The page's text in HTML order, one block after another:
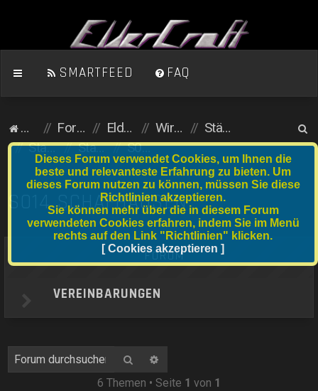
SMARTFEED FAQ
Homepage
Foren-Übersicht ElderCraft (Minecraft) Wirtschaftsserver
Städte und Anfängergrundstücke
Stadtserver
Stadtnummer S001 bis S020 S014 Schafhausen
u
S014 SCHAFHAUSEN
FORUM
VEREINBARUNGEN
Suche
6 Themen • Seite 1 von 1
Dieses Forum verwendet Cookies, um Ihnen die
beste und relevanteste Erfahrung zu bieten. Um
dieses Forum nutzen zu können, müssen Sie diese
Richtlinien akzeptieren.
Sie können mehr über die in diesem Forum
verwendeten Cookies erfahren, indem Sie im Menü
rechts auf den Link "Richtlinien" klicken.
[ Cookies akzeptieren ]